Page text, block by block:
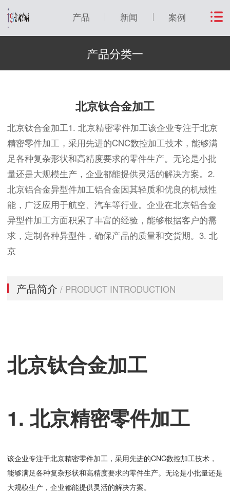
产品 新闻 案例
产品分类一
北京钛合金加工
北京钛合金加工1. 北京精密零件加工该企业专注于北京
精密零件加工，采用先进的CNC数控加工技术，能够满
足各种复杂形状和高精度要求的零件生产。无论是小批
量还是大规模生产，企业都能提供灵活的解决方案。2.
北京铝合金异型件加工铝合金因其轻质和优良的机械性
能，广泛应用于航空、汽车等行业。企业在北京铝合金
异型件加工方面积累了丰富的经验，能够根据客户的需
求，定制各种异型件，确保产品的质量和交货期。3. 北
京
产品简介/ PRODUCT INTRODUCTION
北京钛合金加工
1. 北京精密零件加工
该企业专注于北京精密零件加工，采用先进的CNC数控加工技术，
能够满足各种复杂形状和高精度要求的零件生产。无论是小批量还是
大规模生产，企业都能提供灵活的解决方案。